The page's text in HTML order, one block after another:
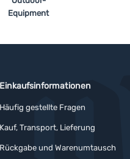
Equipment
Einkaufsinformationen
Häufig gestellte Fragen
Kauf, Transport, Lieferung
Rückgabe und Warenumtausch